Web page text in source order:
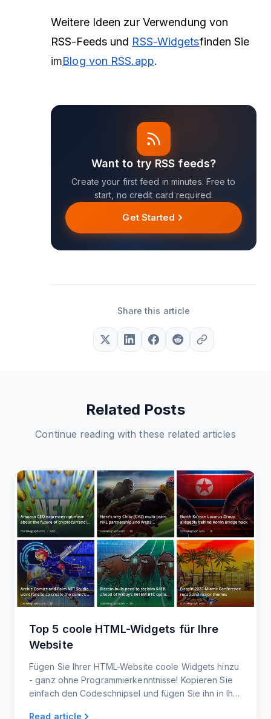
Weitere Ideen zur Verwendung von
RSS-Feeds und RSS-Widgetsfinden Sie
imBlog von RSS.app.
Want to try RSS feeds?
Create your first feed in minutes. Free to
start, no credit card required.
Get Started
Share this article
Related Posts
Continue reading with these related articles
Top 5 coole HTML-Widgets für Ihre
Website
Fügen Sie Ihrer HTML-Website coole Widgets hinzu
- ganz ohne Programmierkenntnisse! Kopieren Sie
einfach den Codeschnipsel und fügen Sie ihn in Ihre
Read article